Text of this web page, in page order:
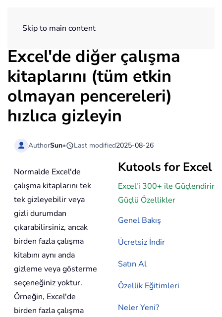
Skip to main content
Excel'de diğer çalışma
kitaplarını (tüm etkin
olmayan pencereleri)
hızlıca gizleyin
AuthorSun• Last modified2025-08-26
Kutools for Excel
Excel'i 300+ ile Güçlendirir
Güçlü Özellikler
Genel Bakış
Ücretsiz İndir
Satın Al
Özellik Eğitimleri
Neler Yeni?
Normalde Excel'de
çalışma kitaplarını tek
tek gizleyebilir veya
gizli durumdan
çıkarabilirsiniz, ancak
birden fazla çalışma
kitabını aynı anda
gizleme veya gösterme
seçeneğiniz yoktur.
Örneğin, Excel'de
birden fazla çalışma